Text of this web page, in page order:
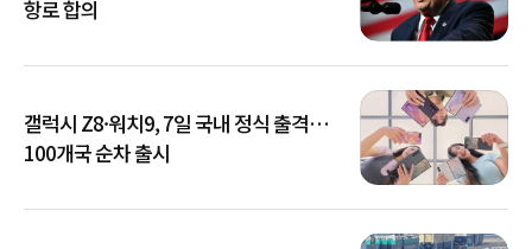
항로 합의
갤럭시 Z8·워치9, 7일 국내 정식 출격…
100개국 순차 출시